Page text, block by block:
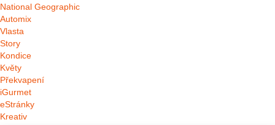
National Geographic
Automix
Vlasta
Story
Kondice
Květy
Překvapení
iGurmet
eStránky
Kreativ